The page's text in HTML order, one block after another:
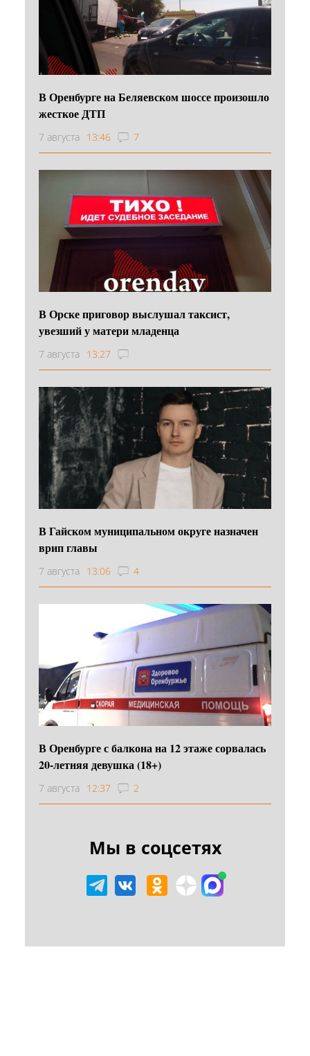
В Оренбурге на Беляевском шоссе произошло
жесткое ДТП
7 августа 13:46 7
В Орске приговор выслушал таксист,
увезший у матери младенца
7 августа 13:27
В Гайском муниципальном округе назначен
врип главы
7 августа 13:06 4
В Оренбурге с балкона на 12 этаже сорвалась
20-летняя девушка (18+)
7 августа 12:37 2
Мы в соцсетях